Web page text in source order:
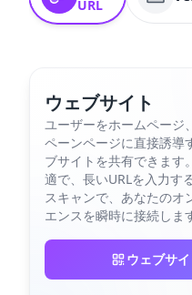
URL
ウェブサイト
ユーザーをホームページ
ペーンページに直接誘導
ブサイトを共有できます
適で、長いURLを入力す
スキャンで、あなたのオ
エンスを瞬時に接続しま
ウェブサ